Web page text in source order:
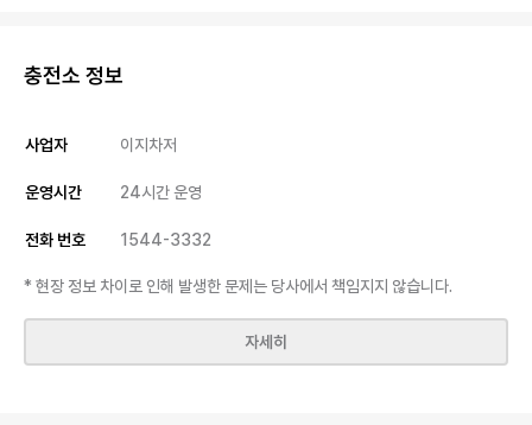
충전소 정보
사업자 이지차저
운영시간 24시간 운영
전화 번호 1544-3332
* 현장 정보 차이로 인해 발생한 문제는 당사에서 책임지지 않습니다.
자세히